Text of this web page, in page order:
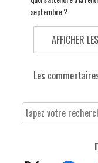
septembre ?
AFFICHER
Les